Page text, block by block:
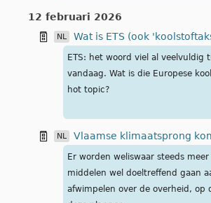
12 februari 2026
NL Wat is ETS (ook
ETS: het woord viel al
vandaag. Wat is die Europese
hot topic?
NL Vlaamse klimaatsprong
Er worden weliswaar steeds
middelen wel doeltreffend gaan
afwimpelen over de overheid, op